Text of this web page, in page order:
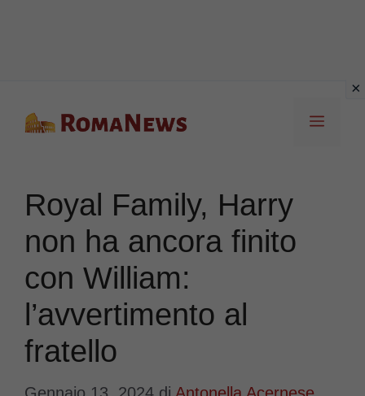
Menu
Royal Family, Harry
non ha ancora finito
con William:
l’avvertimento al
fratello